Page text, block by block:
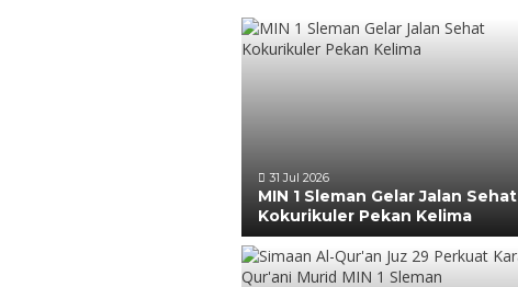
31 Jul 2026
MIN 1 Sleman Gelar Jalan Sehat
Kokurikuler Pekan Kelima